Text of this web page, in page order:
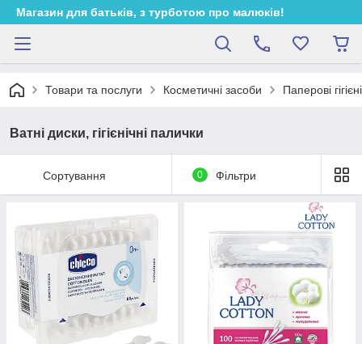
Магазин для батьків, з турботою про малюків!
Товари та послуги Косметичні засоби Паперові
Ватні диски, гігієнічні палички
Сортування 0 Фільтри